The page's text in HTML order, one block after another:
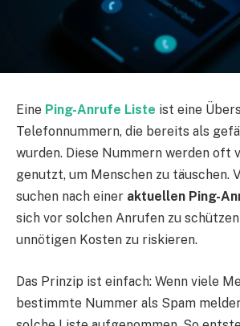
Eine Ping-Anrufe Liste ist eine
Telefonnummern, die bereits als
wurden. Diese Nummern werden oft
genutzt, um Menschen zu täuschen.
suchen nach einer aktuellen Ping-
sich vor solchen Anrufen zu
unnötigen Kosten zu riskieren.
Das Prinzip ist einfach: Wenn viele
bestimmte Nummer als Spam